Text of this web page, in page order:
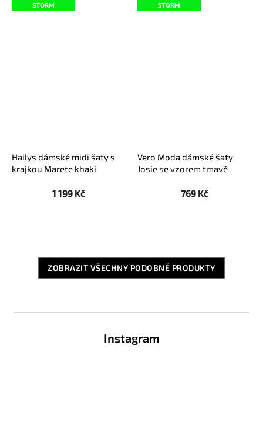
STORM
Hailys dámské midi šaty s
krajkou Marete khaki
1 199 Kč
STORM
Vero Moda dámské šaty
Josie se vzorem tmavě
769 Kč
ZOBRAZIT VŠECHNY PODOBNÉ PRODUKTY
Instagram